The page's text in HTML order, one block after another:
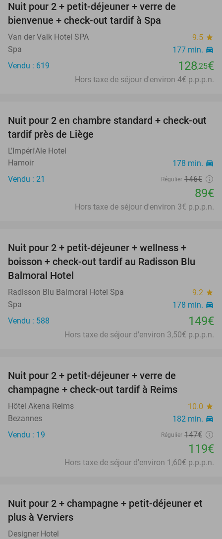
Nuit pour 2 + petit-déjeuner + verre de
bienvenue + check-out tardif à Spa
Van der Valk Hotel SPA 9.5 star
Spa 177 min. directions_car
Vendu : 619 128,25€
Hors taxe de séjour d'environ 4€ p.p.p.n.
39%
Nuit pour 2 en chambre standard + check-out
tardif près de Liège
L’Impéri'Ale Hotel
Hamoir
178 min. directions_car
Vendu : 21 Régulier 146€
89€
Hors taxe de séjour d'environ 3€ p.p.p.n.
Nuit pour 2 + petit-déjeuner + wellness +
boisson + check-out tardif au Radisson Blu
Balmoral Hotel
Radisson Blu Balmoral Hotel Spa 9.2 star
Spa 178 min. directions_car
Vendu : 588 149€
Hors taxe de séjour d'environ 3,50€ p.p.p.n.
Nuit pour 2 + petit-déjeuner + verre de
champagne + check-out tardif à Reims
Hôtel Akena Reims 10.0 star
Bezannes 182 min. directions_car
Vendu : 19 Régulier 147€
119€
Hors taxe de séjour d'environ 1,60€ p.p.p.n.
43%
Nuit pour 2 + champagne + petit-déjeuner et
plus à Verviers
Designer Hotel